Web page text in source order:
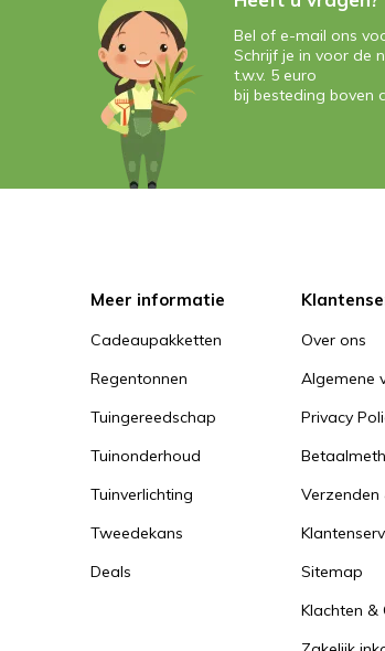
Bel of e-mail ons
Schrijf je in voor de
t.w.v. 5 euro
bij besteding boven
Meer informatie
Cadeaupakketten
Regentonnen
Tuingereedschap
Tuinonderhoud
Tuinverlichting
Tweedekans
Deals
Over ons
Algemene
Privacy
Verzenden
Sitemap
Klachten &